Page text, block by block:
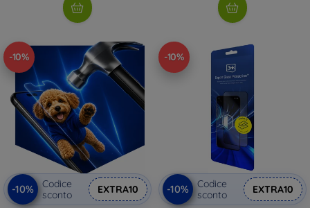
-10%
-10%
Codice
sconto
EXTRA10
-10%
-10%
Codice
sconto
EXTRA10